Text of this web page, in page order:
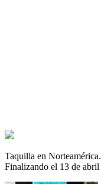
Taquilla en Norteamérica.
Finalizando el 13 de abril